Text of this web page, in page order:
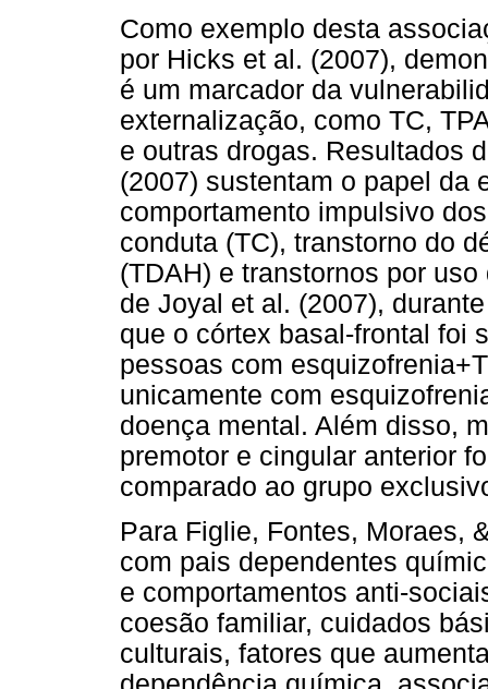
Como exemplo desta
por Hicks et al. (2007),
é um marcador da
externalização, como TC,
e outras drogas. Resultados
(2007) sustentam o papel da
comportamento impulsivo
conduta (TC), transtorno do
(TDAH) e transtornos por
de Joyal et al. (2007),
que o córtex basal-frontal foi
pessoas com
unicamente com
doença mental. Além disso,
premotor e cingular anterior
comparado ao grupo
Para Figlie, Fontes, Moraes,
com pais dependentes
e comportamentos anti-
coesão familiar, cuidados
culturais, fatores que